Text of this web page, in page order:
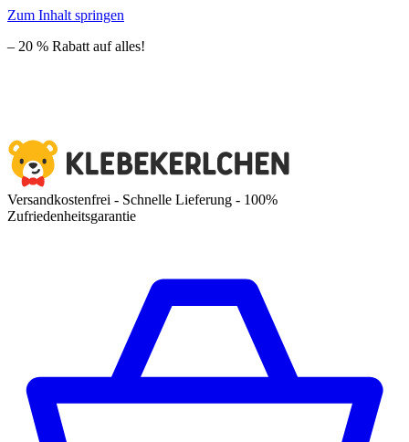
Zum Inhalt springen
– 20 % Rabatt auf alles!
Versandkostenfrei - Schnelle Lieferung - 100%
Zufriedenheitsgarantie